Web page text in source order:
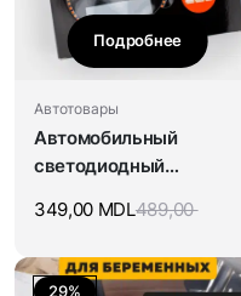
Подробнее
Автотовары
Автомобильный
светодиодный
489,00
349,00 MDL
29%